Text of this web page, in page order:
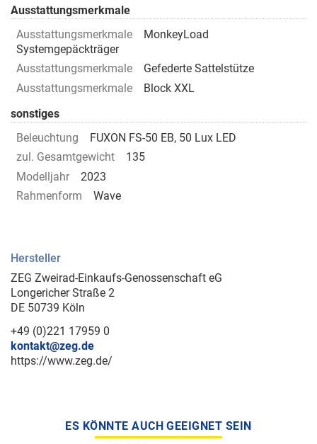
Ausstattungsmerkmale
Ausstattungsmerkmale
MonkeyLoad
Systemgepäckträger
Ausstattungsmerkmale
Gefederte Sattelstütze
Ausstattungsmerkmale
Block XXL
sonstiges
Beleuchtung
FUXON FS-50 EB, 50 Lux LED
zul. Gesamtgewicht
135
Modelljahr
2023
Rahmenform
Wave
Hersteller
ZEG Zweirad-Einkaufs-Genossenschaft eG
Longericher Straße 2
DE 50739 Köln
+49 (0)221 17959 0
kontakt@zeg.de
https://www.zeg.de/
ES KÖNNTE AUCH GEEIGNET SEIN